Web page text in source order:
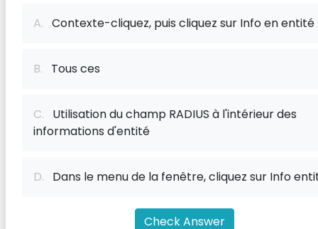
A. Contexte-cliquez, puis cliquez sur Info en entité
B. Tous ces
C. Utilisation du champ RADIUS à l'intérieur des
informations d'entité
D. Dans le menu de la fenêtre, cliquez sur Info
Check Answer